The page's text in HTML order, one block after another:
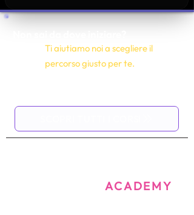
Ti aiutiamo noi a scegliere il
percorso giusto per te.
CORSIAMOACADEMY